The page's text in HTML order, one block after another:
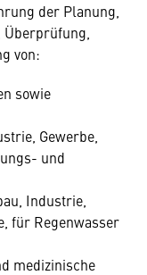
der Planung,
von:
sowie
Gewerbe,
und
Industrie,
für Regenwasser
medizinische